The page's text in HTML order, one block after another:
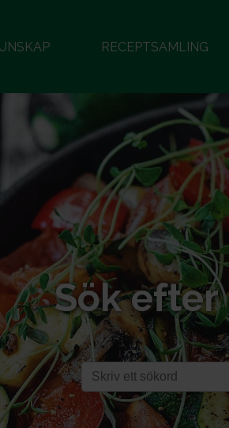
RECEPTSAMLING
Sök